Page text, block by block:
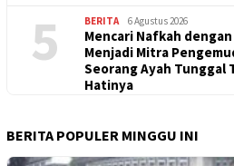
5 BERITA 6 Agustus 2026
Mencari Nafkah
Menjadi Mitra
Seorang Ayah Tunggal
Hatinya
BERITA POPULER MINGGU INI